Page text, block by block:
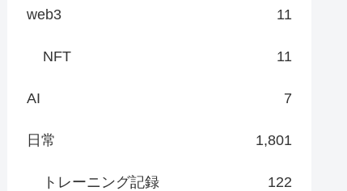
web3 11
NFT 11
AI 7
日常 1,801
トレーニング記録 122